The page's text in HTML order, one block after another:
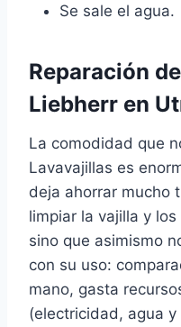
Se sale el agua.
Reparación
Liebherr en
La comodidad que
Lavavajillas es
deja ahorrar mucho
limpiar la vajilla y
sino que asimismo
con su uso:
mano, gasta
(electricidad, agua